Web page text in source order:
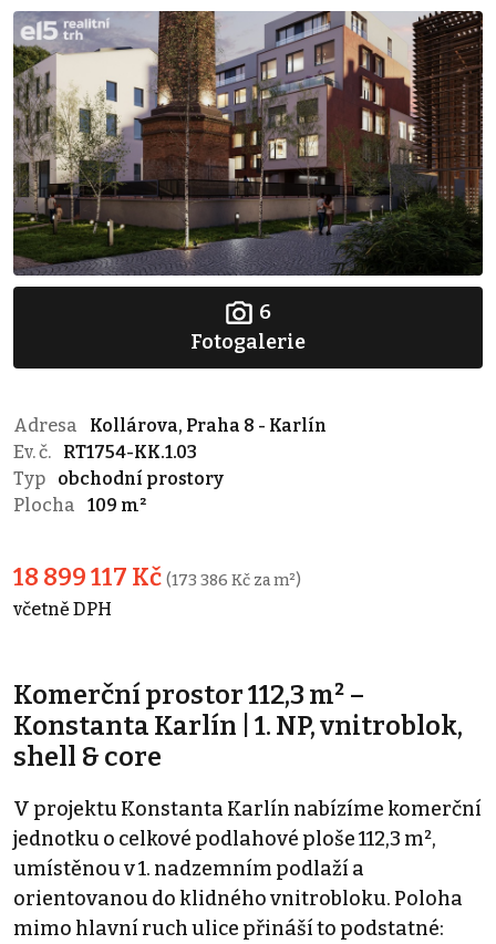
6
Fotogalerie
Adresa
Kollárova, Praha 8 - Karlín
Ev. č.
RT1754-KK.1.03
Typ
obchodní prostory
Plocha
109 m²
18 899 117 Kč (173 386 Kč za m²)
včetně DPH
Komerční prostor 112,3 m² –
Konstanta Karlín | 1. NP, vnitroblok,
shell & core
V projektu Konstanta Karlín nabízíme komerční
jednotku o celkové podlahové ploše 112,3 m²,
umístěnou v 1. nadzemním podlaží a
orientovanou do klidného vnitrobloku. Poloha
mimo hlavní ruch ulice přináší to podstatné: